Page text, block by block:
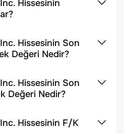
Hissesinin
Hissesinin Son
Değeri Nedir?
Hissesinin Son
Değeri Nedir?
Hissesinin F/K